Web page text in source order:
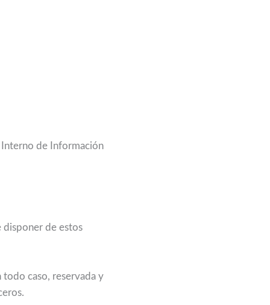
Interno de Información
disponer de estos
caso, reservada y